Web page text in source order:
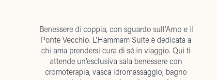
Benessere di coppia, con sguardo sull’Arno e il
Ponte Vecchio. L’Hammam Suite è dedicata a
chi ama prendersi cura di sé in viaggio. Qui ti
attende un’esclusiva sala benessere con
cromoterapia, vasca idromassaggio, bagno